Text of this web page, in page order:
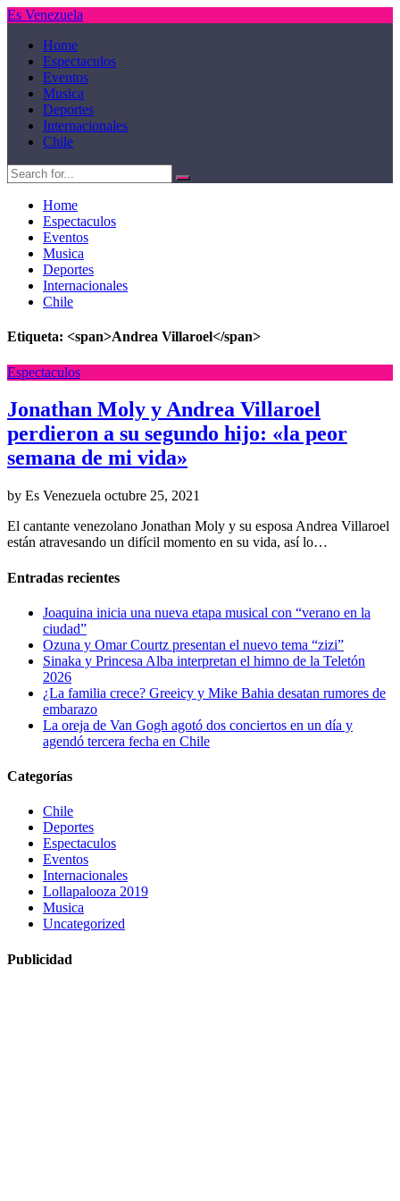
Es Venezuela
Home
Espectaculos
Eventos
Musica
Deportes
Internacionales
Chile
Home
Espectaculos
Eventos
Musica
Deportes
Internacionales
Chile
Etiqueta: <span>Andrea Villaroel</span>
Espectaculos
Jonathan Moly y Andrea Villaroel
perdieron a su segundo hijo: «la peor
semana de mi vida»
by Es Venezuela octubre 25, 2021
El cantante venezolano Jonathan Moly y su esposa Andrea Villaroel
están atravesando un difícil momento en su vida, así lo…
Entradas recientes
Joaquina inicia una nueva etapa musical con “verano en la
ciudad”
Ozuna y Omar Courtz presentan el nuevo tema “zizi”
Sinaka y Princesa Alba interpretan el himno de la Teletón
2026
¿La familia crece? Greeicy y Mike Bahia desatan rumores de
embarazo
La oreja de Van Gogh agotó dos conciertos en un día y
agendó tercera fecha en Chile
Categorías
Chile
Deportes
Espectaculos
Eventos
Internacionales
Lollapalooza 2019
Musica
Uncategorized
Publicidad